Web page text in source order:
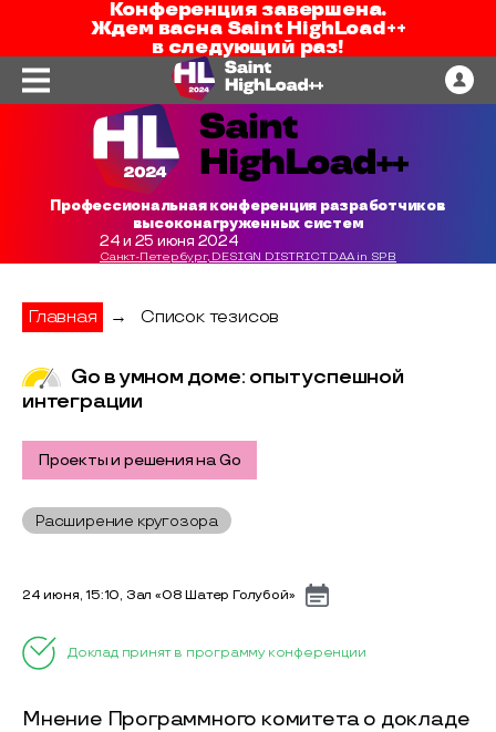
Конференция завершена.
Ждем васна Saint HighLoad++
в следующий раз!
Профессиональная конференция разработчиков
высоконагруженных систем
24 и 25 июня 2024
Санкт-Петербург, DESIGN DISTRICT DAA in SPB
Главная → Список тезисов
Go в умном доме: опыт успешной
интеграции
Проекты и решения на Go
Расширение кругозора
24 июня, 15:10, Зал «08 Шатер Голубой»
Доклад принят в программу конференции
Мнение Программного комитета о докладе